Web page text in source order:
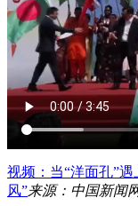
视频：当“洋面孔”
风”来源：中国新闻